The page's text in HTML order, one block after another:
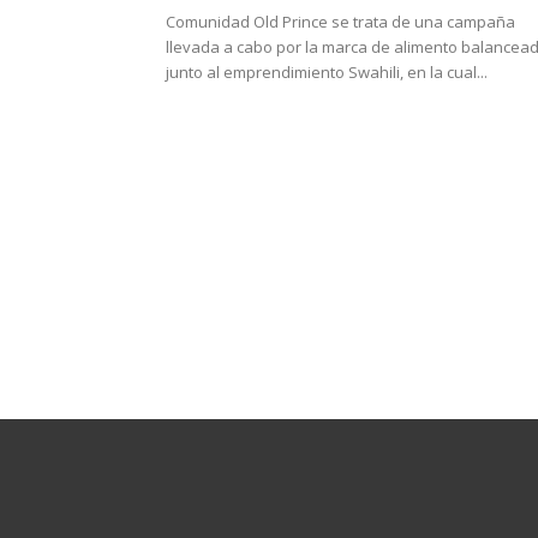
Comunidad Old Prince se trata de una campaña
llevada a cabo por la marca de alimento
junto al emprendimiento Swahili, en la cual...